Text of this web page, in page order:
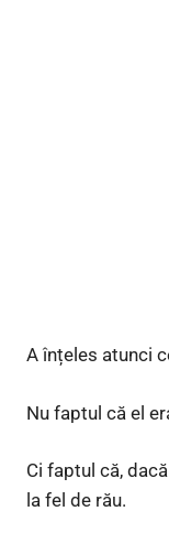
A înțeles atunci
Nu faptul că el
Ci faptul că,
la fel de rău.